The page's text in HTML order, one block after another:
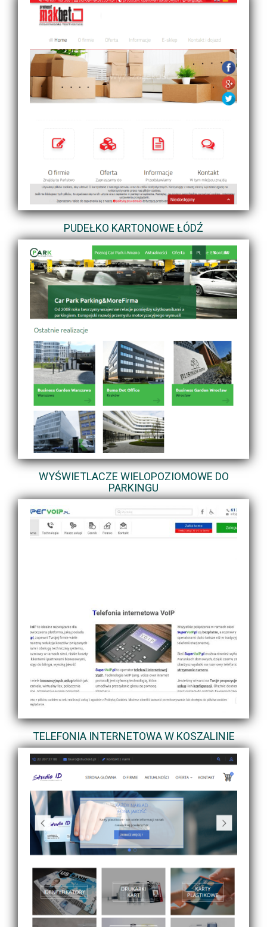
PUDEŁKO KARTONOWE ŁÓDŹ
WYŚWIETLACZE WIELOPOZIOMOWE DO
PARKINGU
TELEFONIA INTERNETOWA W KOSZALINIE